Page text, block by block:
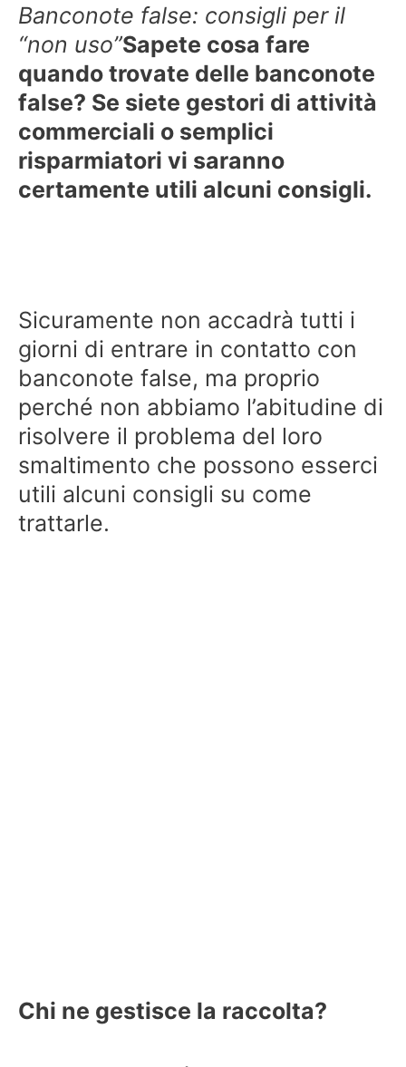
Banconote false: consigli per il
“non uso”Sapete cosa fare
quando trovate delle banconote
false? Se siete gestori di attività
commerciali o semplici
risparmiatori vi saranno
certamente utili alcuni consigli.
Sicuramente non accadrà tutti i
giorni di entrare in contatto con
banconote false, ma proprio
perché non abbiamo l’abitudine di
risolvere il problema del loro
smaltimento che possono esserci
utili alcuni consigli su come
trattarle.
Chi ne gestisce la raccolta?